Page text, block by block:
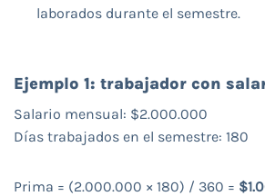
laborados durante el semestre.
Ejemplo 1: trabajador con
Salario mensual: $2.000.000
Días trabajados en el semestre: 180
Prima = (2.000.000 × 180) / 360 =